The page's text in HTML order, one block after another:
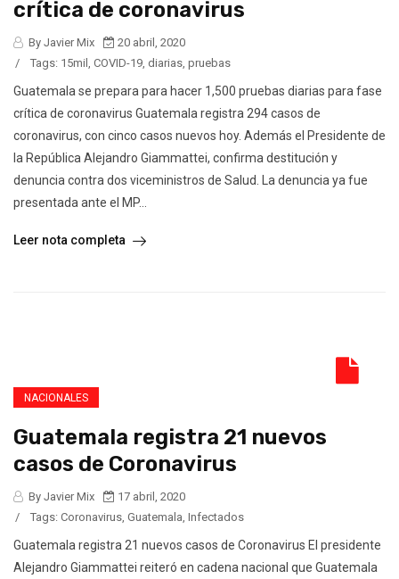
crítica de coronavirus
By Javier Mix
20 abril, 2020
/
Tags: 15mil , COVID-19, diarias, pruebas
Guatemala se prepara para hacer 1,500 pruebas diarias para fase
crítica de coronavirus Guatemala registra 294 casos de
coronavirus, con cinco casos nuevos hoy. Además el Presidente de
la República Alejandro Giammattei, confirma destitución y
denuncia contra dos viceministros de Salud. La denuncia ya fue
presentada ante el MP...
Leer nota completa
NACIONALES
Guatemala registra 21 nuevos
casos de Coronavirus
By Javier Mix
17 abril, 2020
/
Tags: Coronavirus, Guatemala, Infectados
Guatemala registra 21 nuevos casos de Coronavirus El presidente
Alejandro Giammattei reiteró en cadena nacional que Guatemala